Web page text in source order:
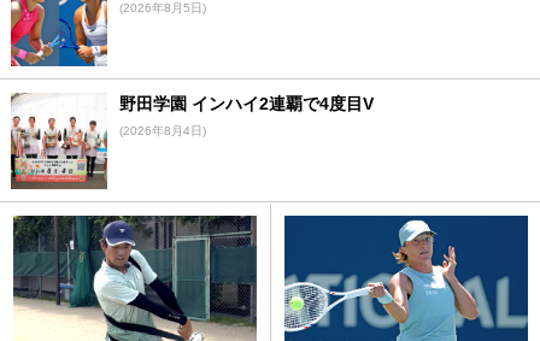
(2026年8月5日)
野田学園 インハイ2連覇で4度目V
(2026年8月4日)